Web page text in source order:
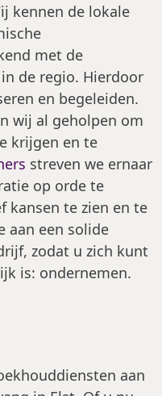
kennen de lokale
met de
de regio. Hierdoor
en begeleiden.
wij al geholpen om
krijgen en te
streven we ernaar
op orde te
kansen te zien en te
aan een solide
zodat u zich kunt
is: ondernemen.
aan